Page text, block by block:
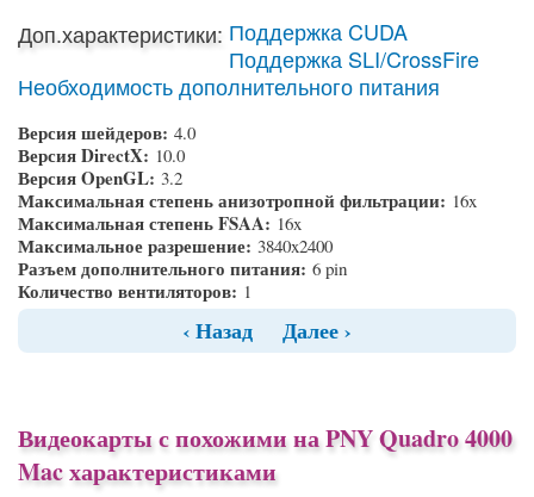
Доп.характеристики: Поддержка CUDA
Поддержка SLI/CrossFire
Необходимость дополнительного питания
Версия шейдеров: 4.0
Версия DirectX: 10.0
Версия OpenGL: 3.2
Максимальная степень анизотропной фильтрации: 16x
Максимальная степень FSAA: 16x
Максимальное разрешение: 3840x2400
Разъем дополнительного питания: 6 pin
Количество вентиляторов: 1
‹ Назад Далее ›
Видеокарты с похожими на PNY Quadro 4000
Mac характеристиками